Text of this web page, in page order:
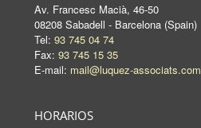
Av. Francesc Macià, 46-50
08208 Sabadell - Barcelona (Spain)
Tel: 93 745 04 74
Fax: 93 745 15 35
E-mail: mail@luquez-associats.com
HORARIOS